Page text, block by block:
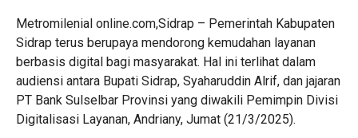
Metromilenial online.com,Sidrap – Pemerintah Kabupaten
Sidrap terus berupaya mendorong kemudahan layanan
berbasis digital bagi masyarakat. Hal ini terlihat dalam
audiensi antara Bupati Sidrap, Syaharuddin Alrif, dan jajaran
PT Bank Sulselbar Provinsi yang diwakili Pemimpin Divisi
Digitalisasi Layanan, Andriany, Jumat (21/3/2025).